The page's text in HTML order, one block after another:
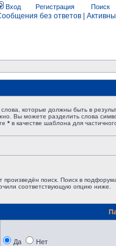
Вход Регистрация Поиск
без ответов
слова, которые должны быть в
Вы можете разделить слова
* в качестве шаблона для
поиск. Поиск в
соответствующую опцию ниже.
Да Нет